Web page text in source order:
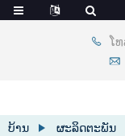
ໂ
ບ້ານ ຜະລິດຕະພັນ